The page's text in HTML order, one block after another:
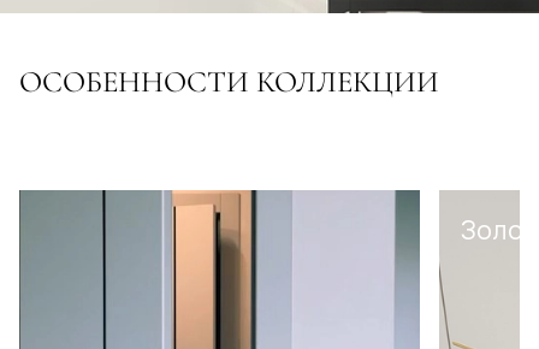
ОСОБЕННОСТИ КОЛЛЕКЦИИ